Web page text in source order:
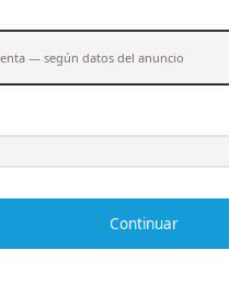
— según datos del anuncio
Continuar